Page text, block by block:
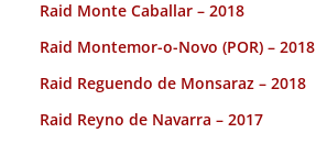
Raid Monte Caballar – 2018
Raid Montemor-o-Novo (POR) – 2018
Raid Reguendo de Monsaraz – 2018
Raid Reyno de Navarra – 2017